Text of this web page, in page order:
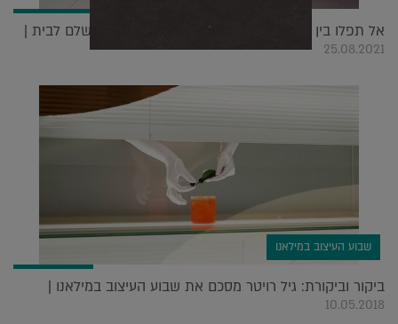
אל תפלו בין הכיסאות: המדריך לבחירת הכיסא המושלם לבית |
25.08.2021
שבוע העיצוב במילאנו
ביקור וביקורת: גיל רויטר מסכם את שבוע העיצוב במילאנו |
10.05.2018